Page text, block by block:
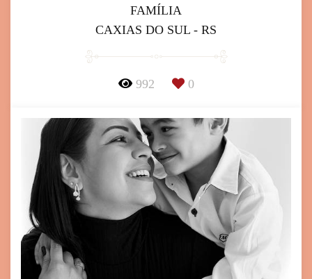
FAMÍLIA
CAXIAS DO SUL - RS
992 0